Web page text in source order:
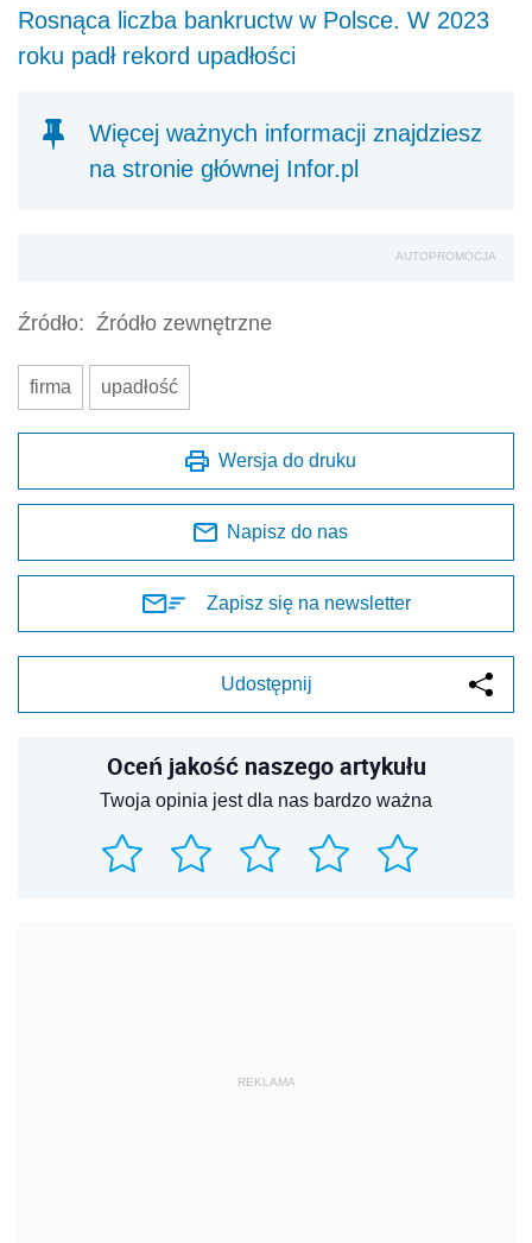
Rosnąca liczba bankructw w Polsce. W 2023
roku padł rekord upadłości
Więcej ważnych informacji znajdziesz
na stronie głównej Infor.pl
AUTOPROMOCJA
Źródło: Źródło zewnętrzne
firma upadłość
Wersja do druku
Napisz do nas
Zapisz się na newsletter
Udostępnij
Oceń jakość naszego artykułu
Twoja opinia jest dla nas bardzo ważna
REKLAMA